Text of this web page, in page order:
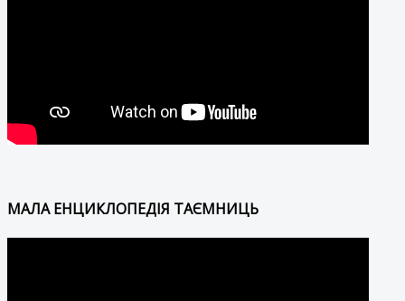
МАЛА ЕНЦИКЛОПЕДІЯ ТАЄМНИЦЬ